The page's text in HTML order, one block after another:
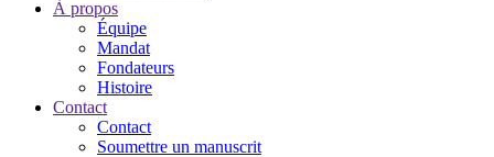
À propos
Équipe
Mandat
Fondateurs
Histoire
Contact
Contact
Soumettre un manuscrit